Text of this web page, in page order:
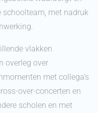
schoolteam, met nadruk
vlakken
overleg over
met collega’s
over-concerten en
scholen en met